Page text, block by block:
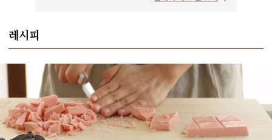
레시피